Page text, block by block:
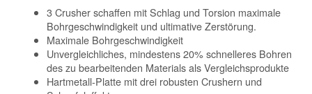
3 Crusher schaffen mit Schlag und Torsion maximale
Bohrgeschwindigkeit und ultimative Zerstörung.
Maximale Bohrgeschwindigkeit
Unvergleichliches, mindestens 20% schnelleres Bohren
des zu bearbeitenden Materials als Vergleichsprodukte
Hartmetall-Platte mit drei robusten Crushern und